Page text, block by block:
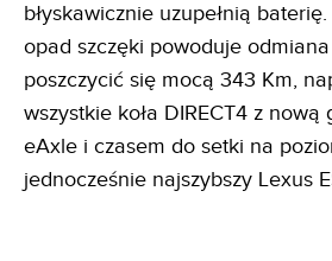
błyskawicznie uzupełnią
opad szczęki powoduje
poszczycić się mocą 343 Km,
wszystkie koła DIRECT4 z nową
eAxle i czasem do setki na
jednocześnie najszybszy Lexus